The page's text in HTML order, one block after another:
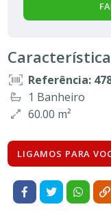
Referência:
1 Banheiro
60.00 m²
LIGAMOS PARA